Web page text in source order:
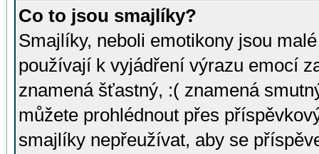
Co to jsou smajlíky?
Smajlíky, neboli emotikony jsou
používají k vyjádření výrazu emocí
znamená šťastný, :( znamená
můžete prohlédnout přes
smajlíky nepřeužívat, aby se